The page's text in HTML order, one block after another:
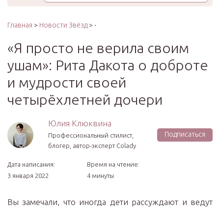
Главная > Новости Звёзд> -
«Я просто не верила своим
ушам»: Рита Дакота о доброте
и мудрости своей
четырёхлетней дочери
Юлия Клюквина
Профессиональный стилист,
блогер, автор-эксперт Colady
Подписаться
Дата написания:
3 января 2022
Время на чтение:
4 минуты
Вы замечали, что иногда дети рассуждают и ведут